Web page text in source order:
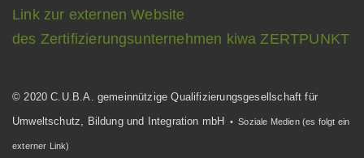
Link zur externen Website
des Zertifizierungsunternehmen kiwa ZERTPUNKT
© 2020 C.U.B.A. gemeinnützige Qualifizierungsgesellschaft für
Umweltschutz, Bildung und Integration mbH
• Soziale Medien (es folgt ein
externer Link)